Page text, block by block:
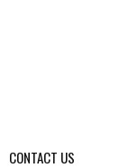
CONTACT US